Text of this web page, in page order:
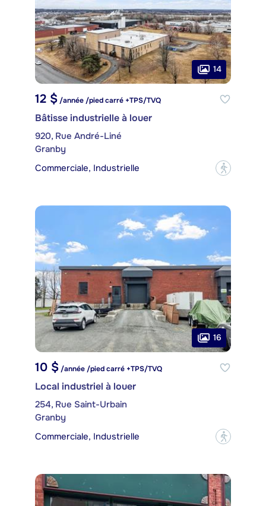
14
12 $ /année /pied carré +TPS/TVQ
Bâtisse industrielle à louer
920, Rue André-Liné
Granby
Commerciale, Industrielle
?
16
10 $/année /pied carré +TPS/TVQ
Local industriel à louer
254, Rue Saint-Urbain
Granby
Commerciale, Industrielle
?